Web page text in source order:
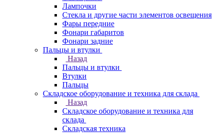
Лампочки
Стекла и другие части элементов освещения
Фары передние
Фонари габаритов
Фонари задние
Пальцы и втулки
Назад
Пальцы и втулки
Втулки
Пальцы
Складское оборудование и техника для склада
Назад
Складское оборудование и техника для
склада
Складская техника